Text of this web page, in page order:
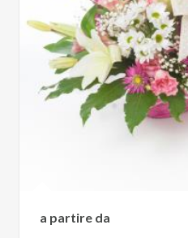
a partire da